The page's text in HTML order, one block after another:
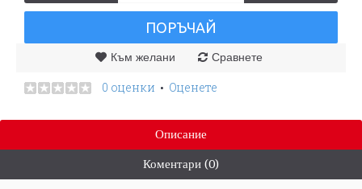
ПОРЪЧАЙ
Към желани Сравнете
0 оценки • Оценете
Описание
Коментари (0)